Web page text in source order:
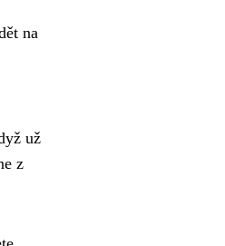
na
už
z